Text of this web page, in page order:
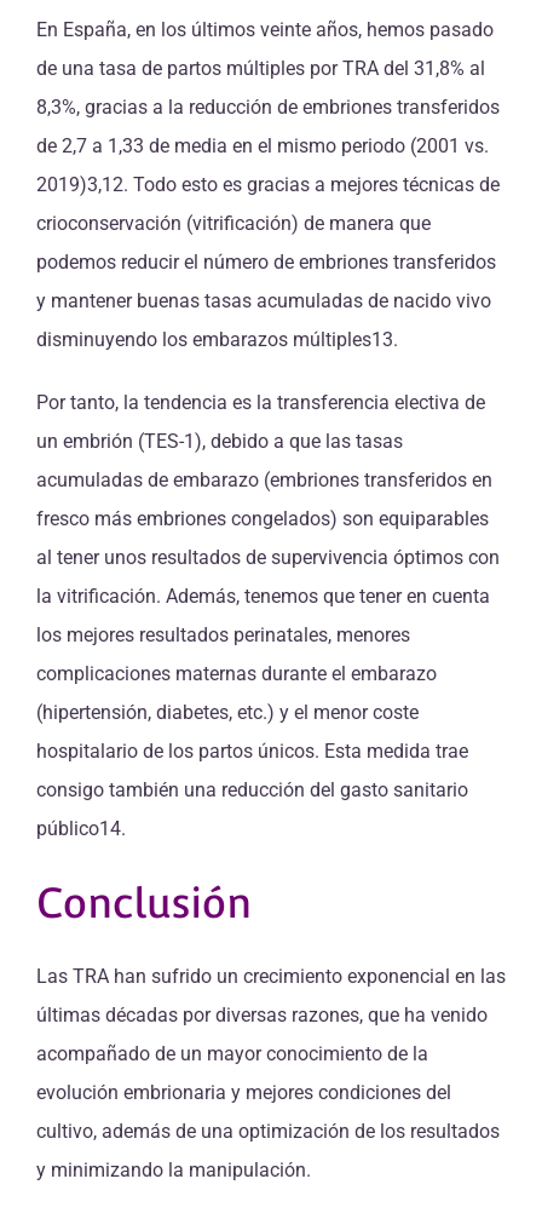
En España, en los últimos veinte años, hemos pasado
de una tasa de partos múltiples por TRA del 31,8% al
8,3%, gracias a la reducción de embriones transferidos
de 2,7 a 1,33 de media en el mismo periodo (2001 vs.
2019)3,12. Todo esto es gracias a mejores técnicas de
crioconservación (vitrificación) de manera que
podemos reducir el número de embriones transferidos
y mantener buenas tasas acumuladas de nacido vivo
disminuyendo los embarazos múltiples13.
Por tanto, la tendencia es la transferencia electiva de
un embrión (TES-1), debido a que las tasas
acumuladas de embarazo (embriones transferidos en
fresco más embriones congelados) son equiparables
al tener unos resultados de supervivencia óptimos con
la vitrificación. Además, tenemos que tener en cuenta
los mejores resultados perinatales, menores
complicaciones maternas durante el embarazo
(hipertensión, diabetes, etc.) y el menor coste
hospitalario de los partos únicos. Esta medida trae
consigo también una reducción del gasto sanitario
público14.
Conclusión
Las TRA han sufrido un crecimiento exponencial en las
últimas décadas por diversas razones, que ha venido
acompañado de un mayor conocimiento de la
evolución embrionaria y mejores condiciones del
cultivo, además de una optimización de los resultados
y minimizando la manipulación.